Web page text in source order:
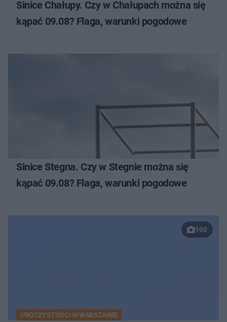
Sinice Chałupy. Czy w Chałupach można się
kąpać 09.08? Flaga, warunki pogodowe
Sinice Stegna. Czy w Stegnie można się
kąpać 09.08? Flaga, warunki pogodowe
100
UROCZYSTOŚCI W WARSZAWIE